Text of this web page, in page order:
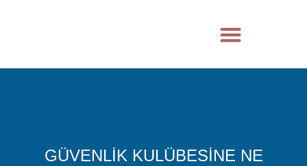
GÜVENLİK KULÜBESİNE NE